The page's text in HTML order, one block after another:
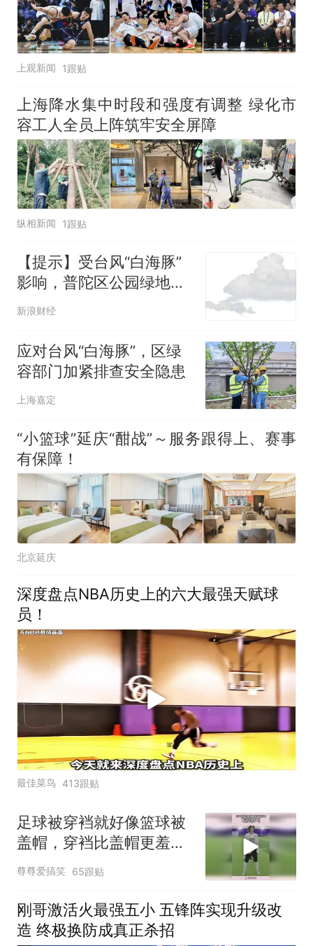
上观新闻 1跟贴
上海降水集中时段和强度有调整 绿化市
容工人全员上阵筑牢安全屏障
纵相新闻 1跟贴
【提示】受台风“白海豚”
影响，普陀区公园绿地临
时关闭及相关活动临时取
新浪财经
应对台风“白海豚”，区绿
容部门加紧排查安全隐患
上海嘉定
“小篮球”延庆“酣战”～服务跟得上、赛事
有保障！
北京延庆
深度盘点NBA历史上的六大最强天赋球
员！
最佳菜鸟 413跟贴
足球被穿裆就好像篮球被
盖帽，穿裆比盖帽更羞
辱，一怒之下怒了一下
尊尊爱搞笑 65跟贴
刚哥激活火最强五小 五锋阵实现升级改
造 终极换防成真正杀招